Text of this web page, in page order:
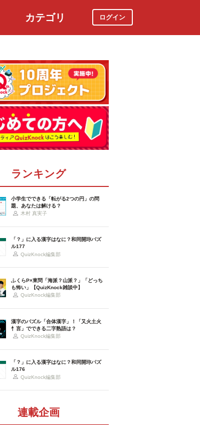
カテゴリ ログイン
ランキング
小学生でできる「転がる2つの円」の問
題、あなたは解ける？
木村 真実子
「？」に入る漢字はなに？和同開珎パズ
ル177
QuizKnock編集部
ふくらP×東問「海派？山派？」「どっち
も怖い」【QuizKnock雑談中】
QuizKnock編集部
漢字のパズル「合体漢字」！「又火土火
忄言」でできる二字熟語は？
QuizKnock編集部
「？」に入る漢字はなに？和同開珎パズ
ル176
QuizKnock編集部
連載企画